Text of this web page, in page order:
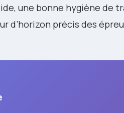
une bonne hygiène de
précis des